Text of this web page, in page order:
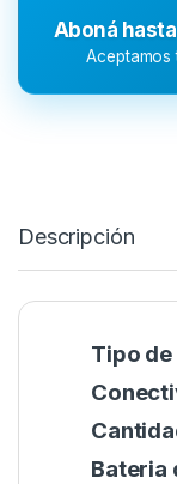
Aboná
Aceptamos
Descripción
Tipo
Bateria